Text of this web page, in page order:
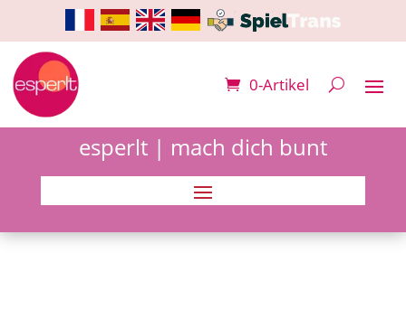
0-Artikel
esperlt | mach dich bunt